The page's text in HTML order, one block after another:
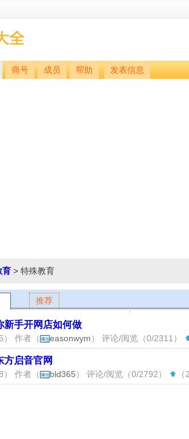
商号 成员 帮助 发表信息
育 > 特殊教育
推荐
新手开网店如何做
） 作者（ easonwym） 评论/阅览（0/2311）
方启音官网
） 作者（ bld365） 评论/阅览（0/2792）